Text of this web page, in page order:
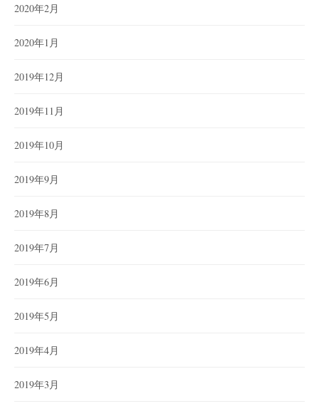
2020年2月
2020年1月
2019年12月
2019年11月
2019年10月
2019年9月
2019年8月
2019年7月
2019年6月
2019年5月
2019年4月
2019年3月